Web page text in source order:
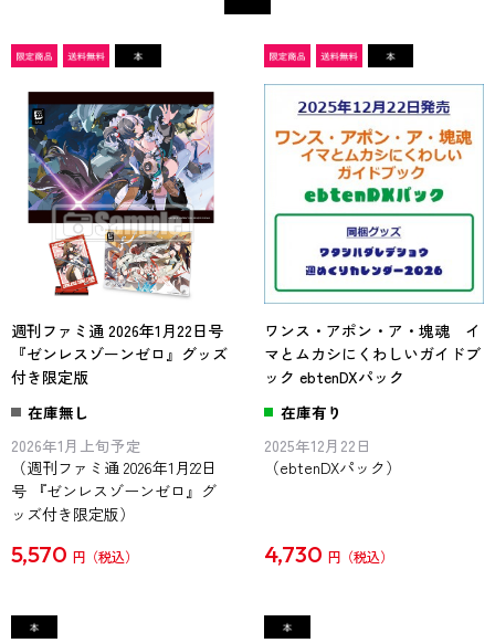
週刊ファミ通 2026年1月22日号
『ゼンレスゾーンゼロ』グッズ
付き限定版
在庫無し
2026年1月上旬予定
（週刊ファミ通 2026年1月22日
号 『ゼンレスゾーンゼロ』グ
ッズ付き限定版）
5,570 円
ワンス・アポン・ア・塊魂 イ
マとムカシにくわしいガイドブ
ック ebtenDXパック
在庫有り
2025年12月22日
（ebtenDXパック）
4,730 円